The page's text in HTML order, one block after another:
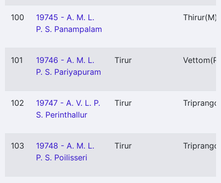
100
19745 - A. M. L.
P. S. Panampalam
Thirur(M)
101
19746 - A. M. L.
P. S. Pariyapuram
Tirur Vettom(P)
102
19747 - A. V. L. P.
S. Perinthallur
Tirur
103
19748 - A. M. L.
P. S. Poilisseri
Tirur